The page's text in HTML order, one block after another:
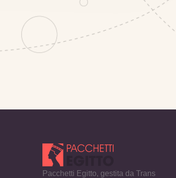
Pacchetti Egitto, gestita da Trans